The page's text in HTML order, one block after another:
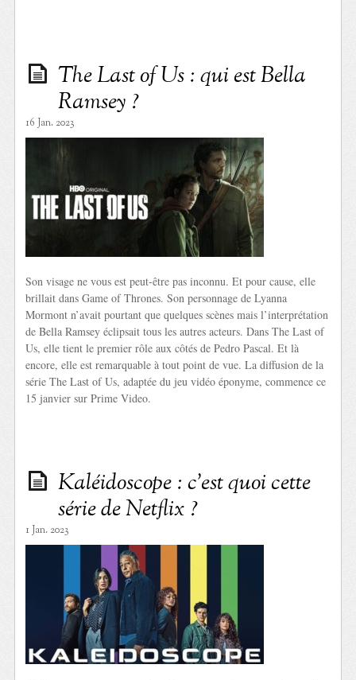
The Last of Us : qui est Bella
Ramsey ?
16 Jan. 2023
Son visage ne vous est peut-être pas inconnu. Et pour cause, elle
brillait dans Game of Thrones. Son personnage de Lyanna
Mormont n’avait pourtant que quelques scènes mais l’interprétation
de Bella Ramsey éclipsait tous les autres acteurs. Dans The Last of
Us, elle tient le premier rôle aux côtés de Pedro Pascal. Et là
encore, elle est remarquable à tout point de vue. La diffusion de la
série The Last of Us, adaptée du jeu vidéo éponyme, commence ce
15 janvier sur Prime Video.
Kaléidoscope : c’est quoi cette
série de Netflix ?
1 Jan. 2023